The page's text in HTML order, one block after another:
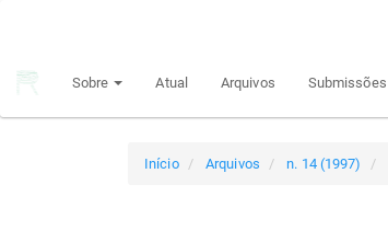
principal
Sobre Atual Arquivos Submissões
Início Arquivos n. 14 (1997)